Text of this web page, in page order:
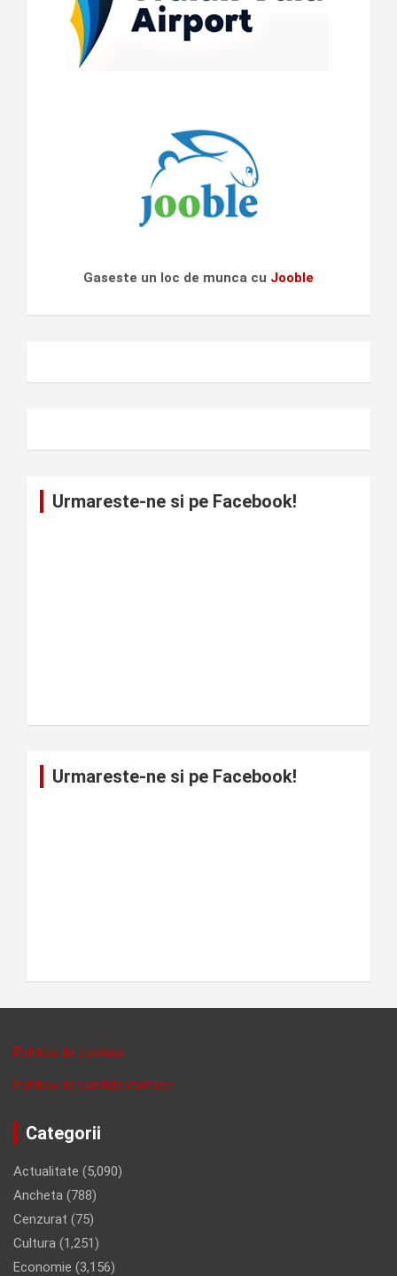
Gaseste un loc de munca cu Jooble
Urmareste-ne si pe Facebook!
Urmareste-ne si pe Facebook!
Politica de cookies
Politica de confidentalitate
Categorii
Actualitate (5,090)
Ancheta (788)
Cenzurat (75)
Cultura (1,251)
Economie (3,156)